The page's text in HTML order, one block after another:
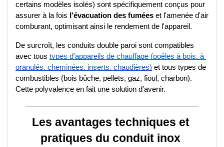
certains modèles isolés) sont spécifiquement conçus pour
assurer à la fois l'évacuation des fumées et l'amenée d'air
comburant, optimisant ainsi le rendement de l'appareil.
De surcroît, les conduits double paroi sont compatibles
avec tous types d'appareils de chauffage (poêles à bois, à
granulés, cheminées, inserts, chaudières) et tous types de
combustibles (bois bûche, pellets, gaz, fioul, charbon).
Cette polyvalence en fait une solution d'avenir.
Les avantages techniques et
pratiques du conduit inox